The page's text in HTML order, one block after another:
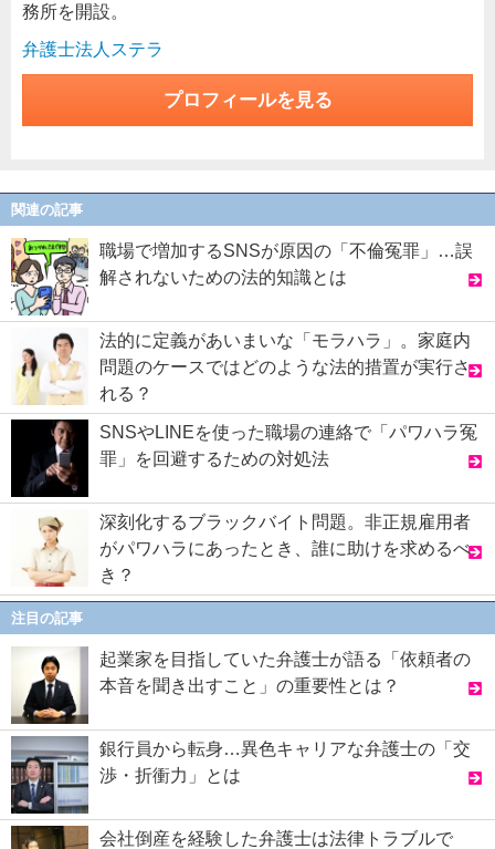
務所を開設。
弁護士法人ステラ
プロフィールを見る
関連の記事
職場で増加するSNSが原因の「不倫冤罪」…誤
解されないための法的知識とは
法的に定義があいまいな「モラハラ」。家庭内
問題のケースではどのような法的措置が実行さ
れる？
SNSやLINEを使った職場の連絡で「パワハラ冤
罪」を回避するための対処法
深刻化するブラックバイト問題。非正規雇用者
がパワハラにあったとき、誰に助けを求めるべ
き？
注目の記事
起業家を目指していた弁護士が語る「依頼者の
本音を聞き出すこと」の重要性とは？
銀行員から転身…異色キャリアな弁護士の「交
渉・折衝力」とは
会社倒産を経験した弁護士は法律トラブルで